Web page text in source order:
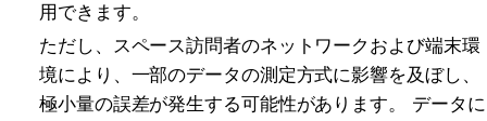
用できます。
ただし、スペース訪問者のネットワークおよび端末環
境により、一部のデータの測定方式に影響を及ぼし、
極小量の誤差が発生する可能性があります。 データに